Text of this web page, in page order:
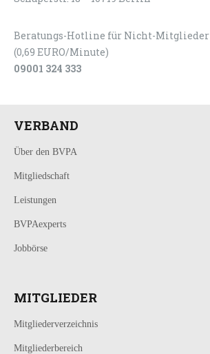
Beratungs-Hotline für Nicht-Mitglieder
(0,69 EURO/Minute)
09001 324 333
VERBAND
Über den BVPA
Mitgliedschaft
Leistungen
BVPAexperts
Jobbörse
MITGLIEDER
Mitgliederverzeichnis
Mitgliederbereich